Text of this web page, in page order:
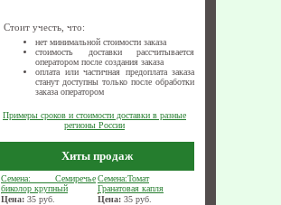
Стоит учесть, что:
нет минимальной стоимости заказа
стоимость доставки рассчитывается
оператором после создания заказа
оплата или частичная предоплата заказа
станут доступны только после обработки
заказа оператором
Примеры сроков и стоимости доставки в разные
регионы России
Хиты продаж
Семена: Семиречье
биколор крупный
Цена: 35 руб.
Семена:Томат
Гранатовая капля
Цена: 35 руб.